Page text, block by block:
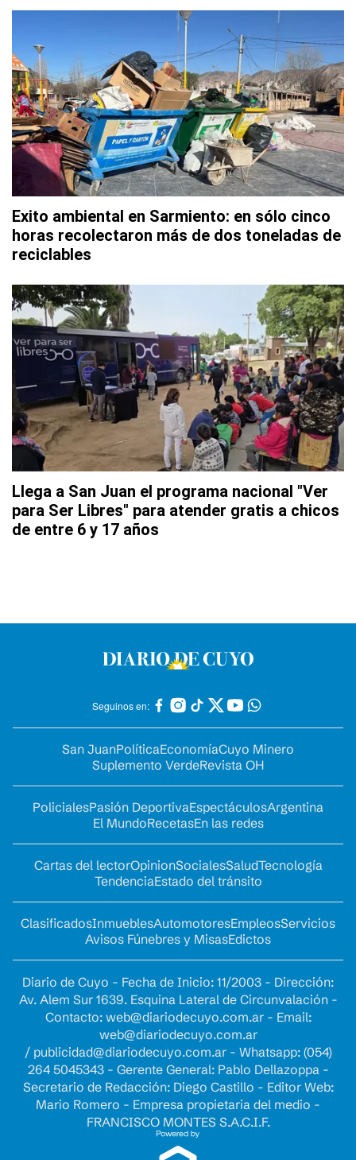
Exito ambiental en Sarmiento: en sólo cinco
horas recolectaron más de dos toneladas de
reciclables
Llega a San Juan el programa nacional "Ver
para Ser Libres" para atender gratis a chicos
de entre 6 y 17 años
Seguinos en:
San JuanPolíticaEconomíaCuyo Minero
Suplemento VerdeRevista OH
PolicialesPasión DeportivaEspectáculosArgentina
El MundoRecetasEn las redes
Cartas del lectorOpinionSocialesSaludTecnología
TendenciaEstado del tránsito
ClasificadosInmueblesAutomotoresEmpleosServicios
Avisos Fúnebres y MisasEdictos
Diario de Cuyo - Fecha de Inicio: 11/2003 - Dirección:
Av. Alem Sur 1639. Esquina Lateral de Circunvalación -
Contacto: web@diariodecuyo.com.ar- Email:
web@diariodecuyo.com.ar
/ publicidad@diariodecuyo.com.ar- Whatsapp: (054)
264 5045343 - Gerente General: Pablo Dellazoppa -
Secretario de Redacción: Diego Castillo - Editor Web:
Mario Romero - Empresa propietaria del medio -
FRANCISCO MONTES S.A.C.I.F.